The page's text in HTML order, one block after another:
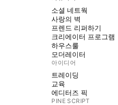
소셜 네트웍
사랑의 벽
프렌드 리퍼하기
크리에이터 프로그램
하우스룰
모더레이터
아이디어
트레이딩
교육
에디터즈 픽
PINE SCRIPT